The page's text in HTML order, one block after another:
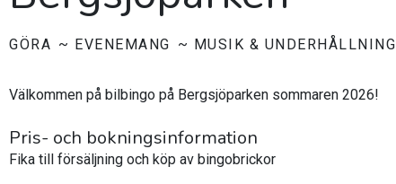
GÖRA EVENEMANG MUSIK & UNDERHÅLLNING
Välkommen på bilbingo på Bergsjöparken sommaren 2026!
Pris- och bokningsinformation
Fika till försäljning och köp av bingobrickor